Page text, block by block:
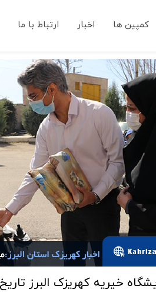
کمپین ها اخبار ارتباط با ما
خیریه کهریزک البرز تاریخ ۰۹, اسفند ۱۳۹۹ ساعت ۰۷:۱۰